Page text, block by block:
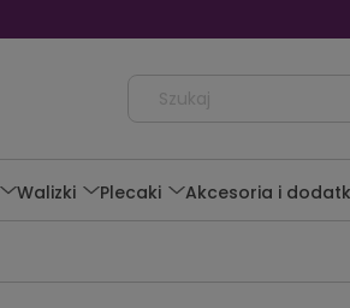
Walizki Plecaki Akcesoria i